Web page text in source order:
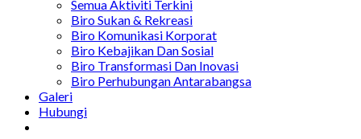
Semua Aktiviti Terkini
Biro Sukan & Rekreasi
Biro Komunikasi Korporat
Biro Kebajikan Dan Sosial
Biro Transformasi Dan Inovasi
Biro Perhubungan Antarabangsa
Galeri
Hubungi